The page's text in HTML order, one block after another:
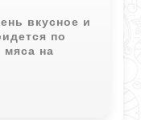
вкусное и
по
мяса на